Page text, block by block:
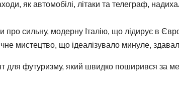
як автомобілі, літаки та телеграф,
про сильну, модерну Італію, що лідирує в
мистецтво, що ідеалізувало минуле,
для футуризму, який швидко поширився за